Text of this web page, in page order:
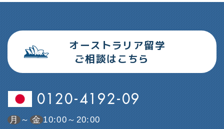
オーストラリア留学
ご相談はこちら
0120-4192-09
月 ～ 金 10:00～20:00